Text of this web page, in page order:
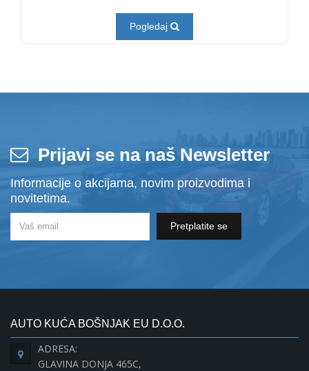
Pogledaj
Prijavi se na naš Newsletter
Informacije o akcijama, novim proizvodima i
novitetima.
Pretplatite se
AUTO KUĆA BOŠNJAK EU D.O.O.
ADRESA:
GLAVINA DONJA 465C,